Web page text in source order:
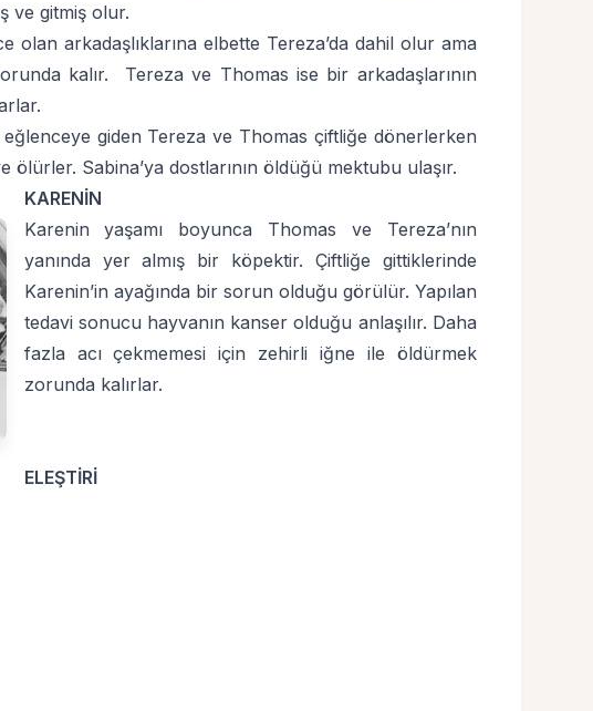
ve gitmiş olur.
olan arkadaşlıklarına elbette Tereza’da dahil olur ama
kalır.
Tereza ve Thomas ise bir arkadaşlarının
giden Tereza ve Thomas çiftliğe dönerlerken
Sabina’ya dostlarının öldüğü mektubu ulaşır.
KARENİN
Karenin yaşamı boyunca Thomas ve Tereza’nın
yanında yer almış bir köpektir. Çiftliğe gittiklerinde
Karenin’in ayağında bir sorun olduğu görülür. Yapılan
tedavi sonucu hayvanın kanser olduğu anlaşılır. Daha
fazla acı çekmemesi için zehirli iğne ile öldürmek
zorunda kalırlar.
ELEŞTİRİ